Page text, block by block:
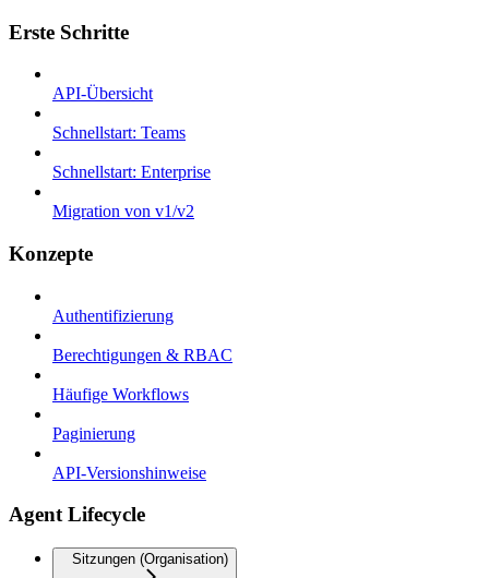
Erste Schritte
API-Übersicht
Schnellstart: Teams
Schnellstart: Enterprise
Migration von v1/v2
Konzepte
Authentifizierung
Berechtigungen & RBAC
Häufige Workflows
Paginierung
API-Versionshinweise
Agent Lifecycle
Sitzungen (Organisation)